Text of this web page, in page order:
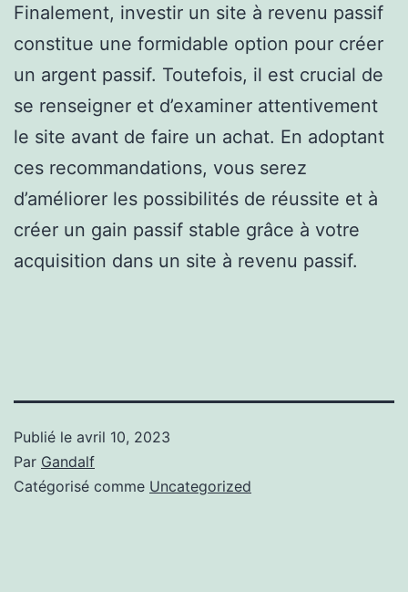
Finalement, investir un site à revenu passif
constitue une formidable option pour créer
un argent passif. Toutefois, il est crucial de
se renseigner et d’examiner attentivement
le site avant de faire un achat. En adoptant
ces recommandations, vous serez
d’améliorer les possibilités de réussite et à
créer un gain passif stable grâce à votre
acquisition dans un site à revenu passif.
Publié le avril 10, 2023
Par Gandalf
Catégorisé comme Uncategorized